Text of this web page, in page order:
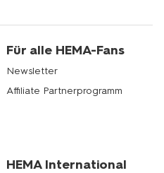
Für alle HEMA-Fans
Newsletter
Affiliate Partnerprogramm
HEMA International